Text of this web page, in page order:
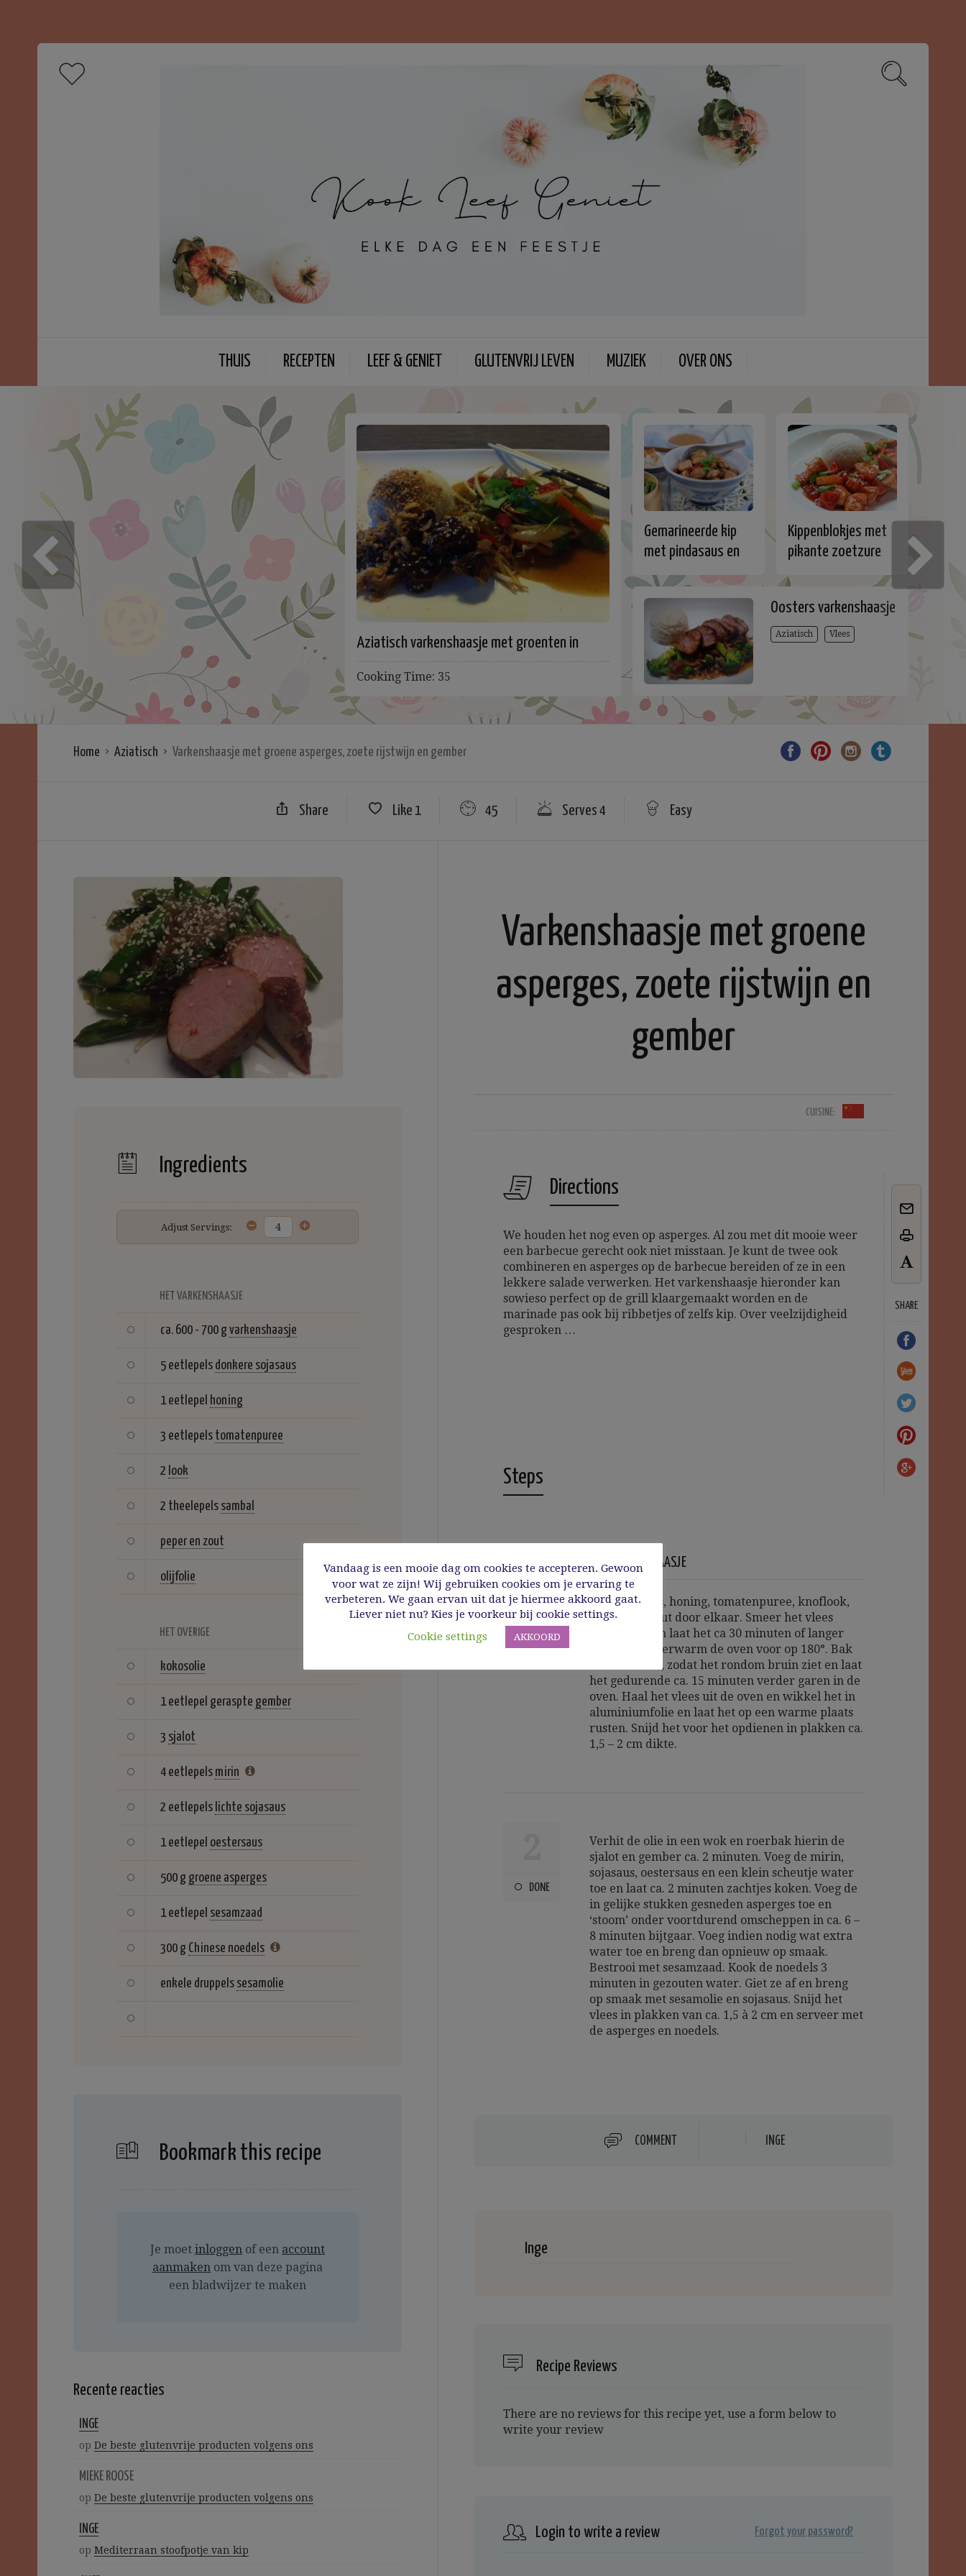
THUIS RECEPTEN LEEF & GENIET GLUTENVRIJ LEVEN MUZIEK OVER ONS
Aziatisch varkenshaasje met groenten in
oestersaus
Cooking Time: 35
Gemarineerde kip
met pindasaus en
gestoomde
groentjes
Kippenblokjes met
pikante zoetzure
Oosters varkenshaasje
Aziatisch Vlees
Home Aziatisch Varkenshaasje met groene asperges, zoete rijstwijn en gember
Share Like 1 45 Serves 4 Easy
Ingredients
Adjust Servings:
HET VARKENSHAASJE
ca. 600 - 700 g varkenshaasje
5 eetlepels donkere sojasaus
1 eetlepel honing
3 eetlepels tomatenpuree
2 look
2 theelepels sambal
peper en zout
olijfolie
HET OVERIGE
kokosolie
1 eetlepel geraspte gember
3 sjalot
4 eetlepels mirin
2 eetlepels lichte sojasaus
1 eetlepel oestersaus
500 g groene asperges
1 eetlepel sesamzaad
300 g Chinese noedels
enkele druppels sesamolie
Bookmark this recipe
Je moet inloggen of een account
aanmaken om van deze pagina
een bladwijzer te maken
Recente reacties
INGE
op De beste glutenvrije producten volgens ons
MIEKE ROOSE
op De beste glutenvrije producten volgens ons
INGE
op Mediterraan stoofpotje van kip
Varkenshaasje met groene
asperges, zoete rijstwijn en
gember
CUISINE:
Directions
SHARE
We houden het nog even op asperges. Al zou met dit mooie weer
een barbecue gerecht ook niet misstaan. Je kunt de twee ook
combineren en asperges op de barbecue bereiden of ze in een
lekkere salade verwerken. Het varkenshaasje hieronder kan
sowieso perfect op de grill klaargemaakt worden en de
marinade pas ook bij ribbetjes of zelfs kip. Over veelzijdigheid
gesproken …
Steps
1
DONE
HET VARKENSHAASJE
Roer sojasaus, honing, tomatenpuree, knoflook,
sambal en zout door elkaar. Smeer het vlees
hiermee in en laat het ca 30 minuten of langer
marineren. Verwarm de oven voor op 180°. Bak
het vlees aan, zodat het rondom bruin ziet en laat
het gedurende ca. 15 minuten verder garen in de
oven. Haal het vlees uit de oven en wikkel het in
aluminiumfolie en laat het op een warme plaats
rusten. Snijd het voor het opdienen in plakken ca.
1,5 – 2 cm dikte.
DONE
Verhit de olie in een wok en roerbak hierin de
sjalot en gember ca. 2 minuten. Voeg de mirin,
sojasaus, oestersaus en een klein scheutje water
toe en laat ca. 2 minuten zachtjes koken. Voeg de
in gelijke stukken gesneden asperges toe en
‘stoom’ onder voortdurend omscheppen in ca. 6 –
8 minuten bijtgaar. Voeg indien nodig wat extra
water toe en breng dan opnieuw op smaak.
Bestrooi met sesamzaad. Kook de noedels 3
minuten in gezouten water. Giet ze af en breng
op smaak met sesamolie en sojasaus. Snijd het
vlees in plakken van ca. 1,5 à 2 cm en serveer met
de asperges en noedels.
COMMENT INGE
Inge
Recipe Reviews
There are no reviews for this recipe yet, use a form below to
write your review
Login to write a review Forgot your password?
Vandaag is een mooie dag om cookies te accepteren. Gewoon
voor wat ze zijn! Wij gebruiken cookies om je ervaring te
verbeteren. We gaan ervan uit dat je hiermee akkoord gaat.
Liever niet nu? Kies je voorkeur bij cookie settings.
Cookie settings
AKKOORD